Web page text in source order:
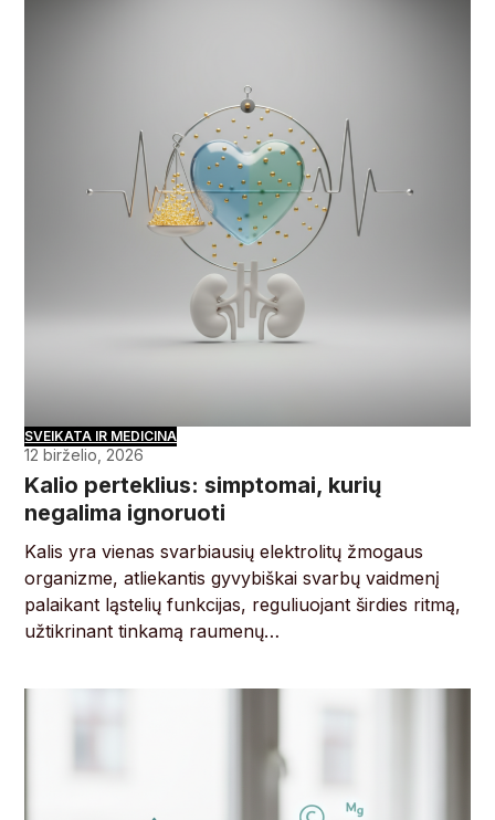
SVEIKATA IR MEDICINA
12 birželio, 2026
Kalio perteklius: simptomai, kurių
negalima ignoruoti
Kalis yra vienas svarbiausių elektrolitų žmogaus
organizme, atliekantis gyvybiškai svarbų vaidmenį
palaikant ląstelių funkcijas, reguliuojant širdies ritmą,
užtikrinant tinkamą raumenų…